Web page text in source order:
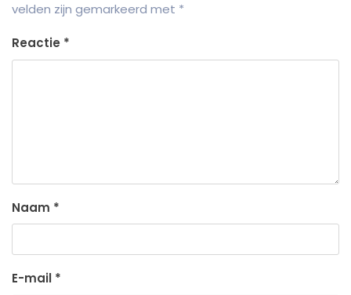
velden zijn gemarkeerd met *
Reactie *
Naam *
E-mail *